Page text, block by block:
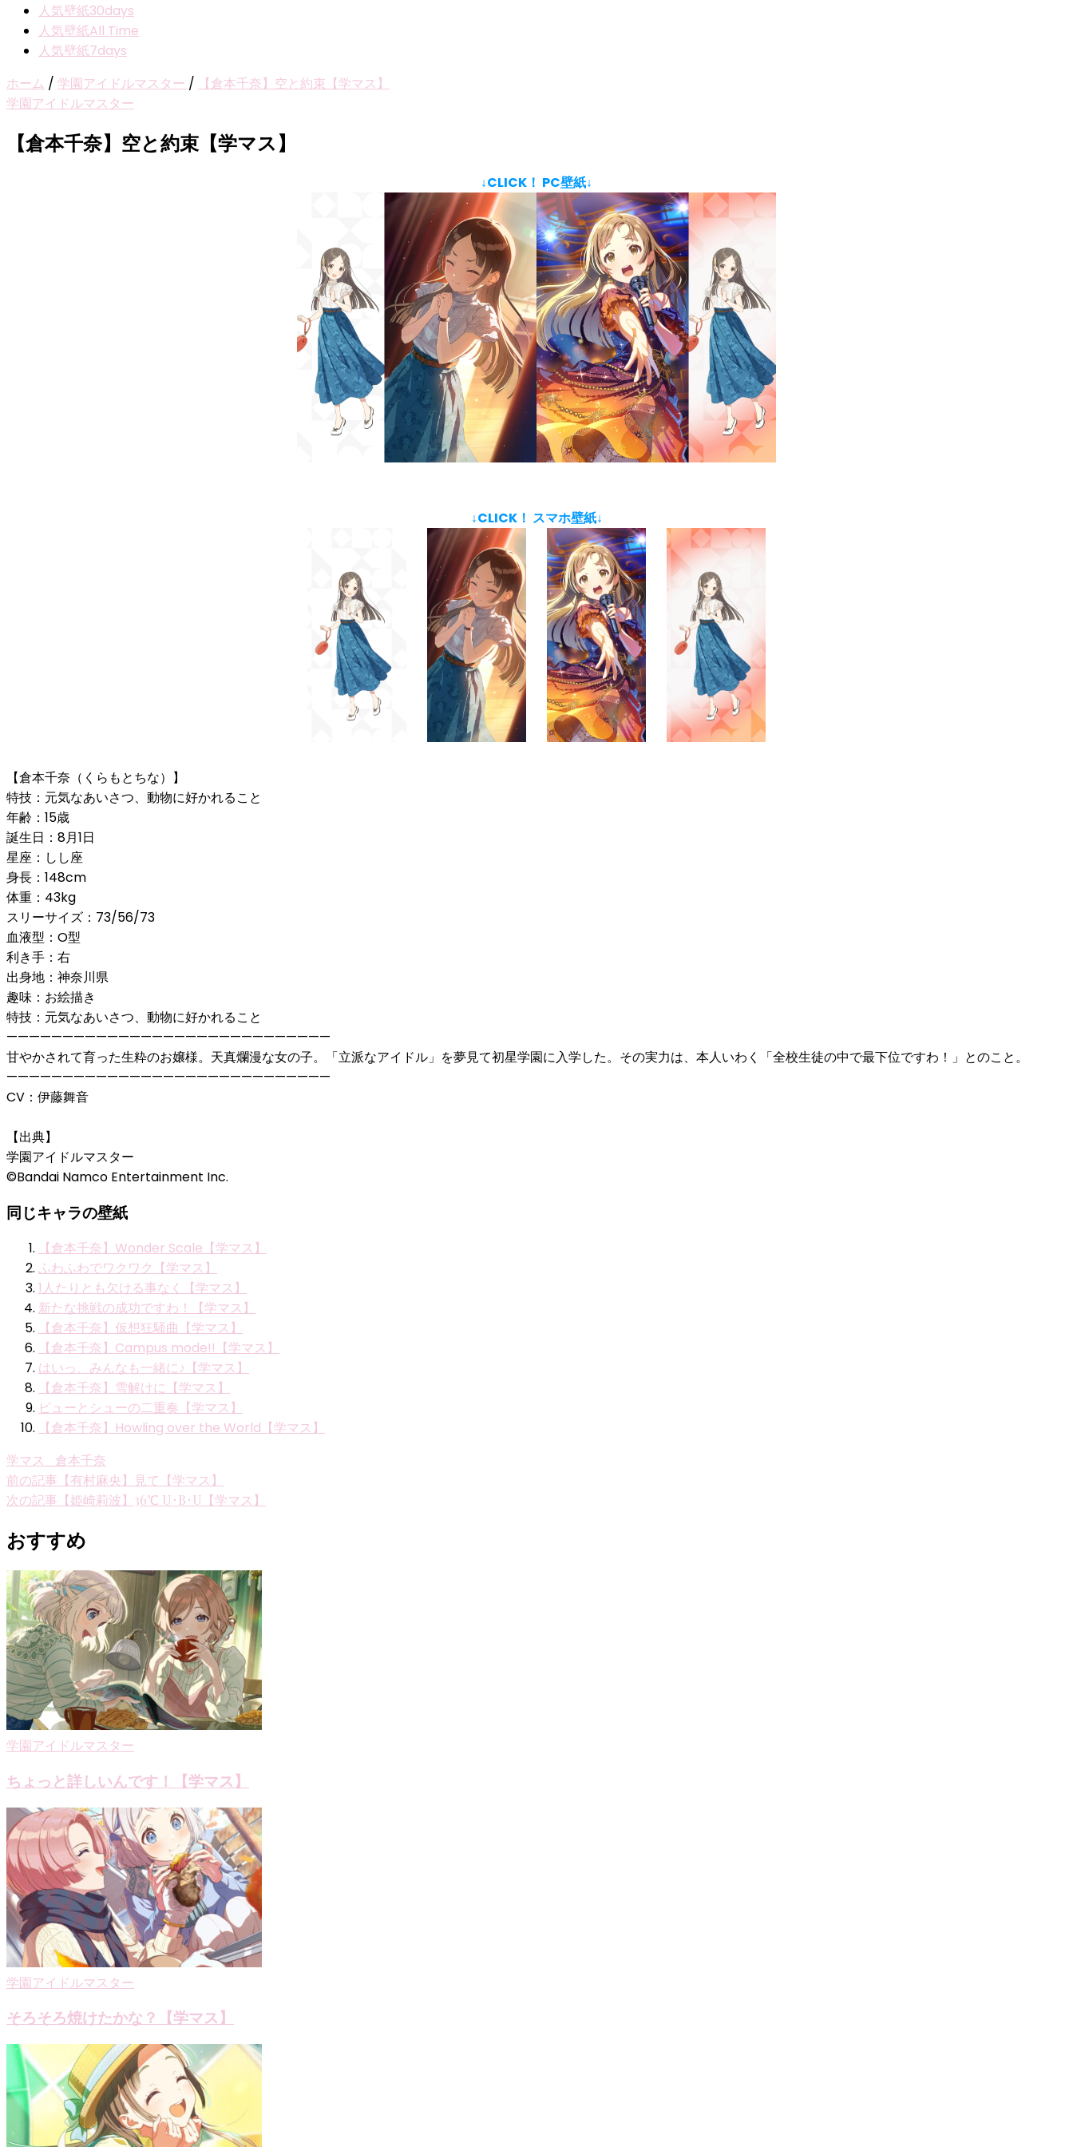
人気壁紙30days
人気壁紙All Time
人気壁紙7days
ホーム / 学園アイドルマスター /
【倉本千奈】空と約束【学マス】
学園アイドルマスター
【倉本千奈】空と約束【学マス】
↓CLICK！ PC壁紙↓
↓CLICK！ スマホ壁紙↓
【倉本千奈（くらもとちな）】
特技：元気なあいさつ、動物に好かれること
年齢：15歳
誕生日：8月1日
星座：しし座
身長：148cm
体重：43kg
スリーサイズ：73/56/73
血液型：O型
利き手：右
出身地：神奈川県
趣味：お絵描き
特技：元気なあいさつ、動物に好かれること
—————————————————————————————
甘やかされて育った生粋のお嬢様。天真爛漫な女の子。「立派なアイドル」を夢見て初星学園に入学した。その実力は、本人いわく「全校生徒の中で最下位ですわ！」とのこと。
—————————————————————————————
CV：伊藤舞音
【出典】
学園アイドルマスター
©Bandai Namco Entertainment Inc.
同じキャラの壁紙
【倉本千奈】Wonder Scale【学マス】
ふわふわでワクワク【学マス】
1人たりとも欠ける事なく【学マス】
新たな挑戦の成功ですわ！【学マス】
【倉本千奈】仮想狂騒曲【学マス】
【倉本千奈】Campus mode!!【学マス】
はいっ、みんなも一緒に♪【学マス】
【倉本千奈】雪解けに【学マス】
ピューとシューの二重奏【学マス】
【倉本千奈】Howling over the World【学マス】
学マス_倉本千奈
投
稿
ナ
ビ
ゲ
ー
シ
ョ
ン
前の記事 【有村麻央】見て【学マス】
次の記事 【姫崎莉波】36℃ U･B･U【学マス】
おすすめ
学園アイドルマスター
ちょっと詳しいんです！【学マス】
学園アイドルマスター
そろそろ焼けたかな？【学マス】